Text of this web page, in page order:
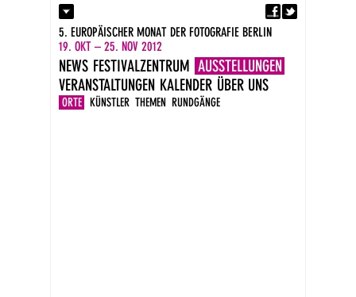
Kontakt
Presse
Impressum
DE
EN
5. EUROPÄISCHER MONAT DER FOTOGRAFIE BERLIN
19. OKT – 25. NOV 2012
NEWS FESTIVALZENTRUM AUSSTELLUNGEN
ORTE KÜNSTLER THEMEN RUNDGÄNGE
VERANSTALTUNGEN KALENDER ÜBER UNS